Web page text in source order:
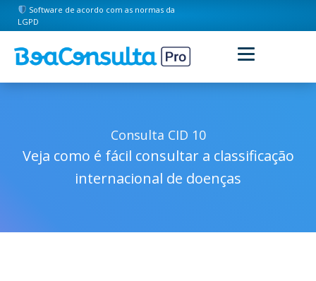
Software de acordo com as normas da
LGPD
Consulta CID 10
Veja como é fácil consultar a classificação
internacional de doenças